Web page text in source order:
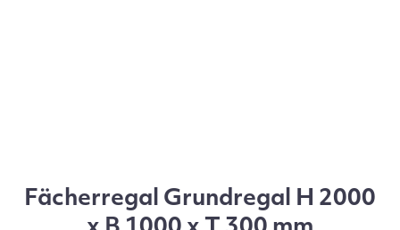
Fächerregal Grundregal H 2000